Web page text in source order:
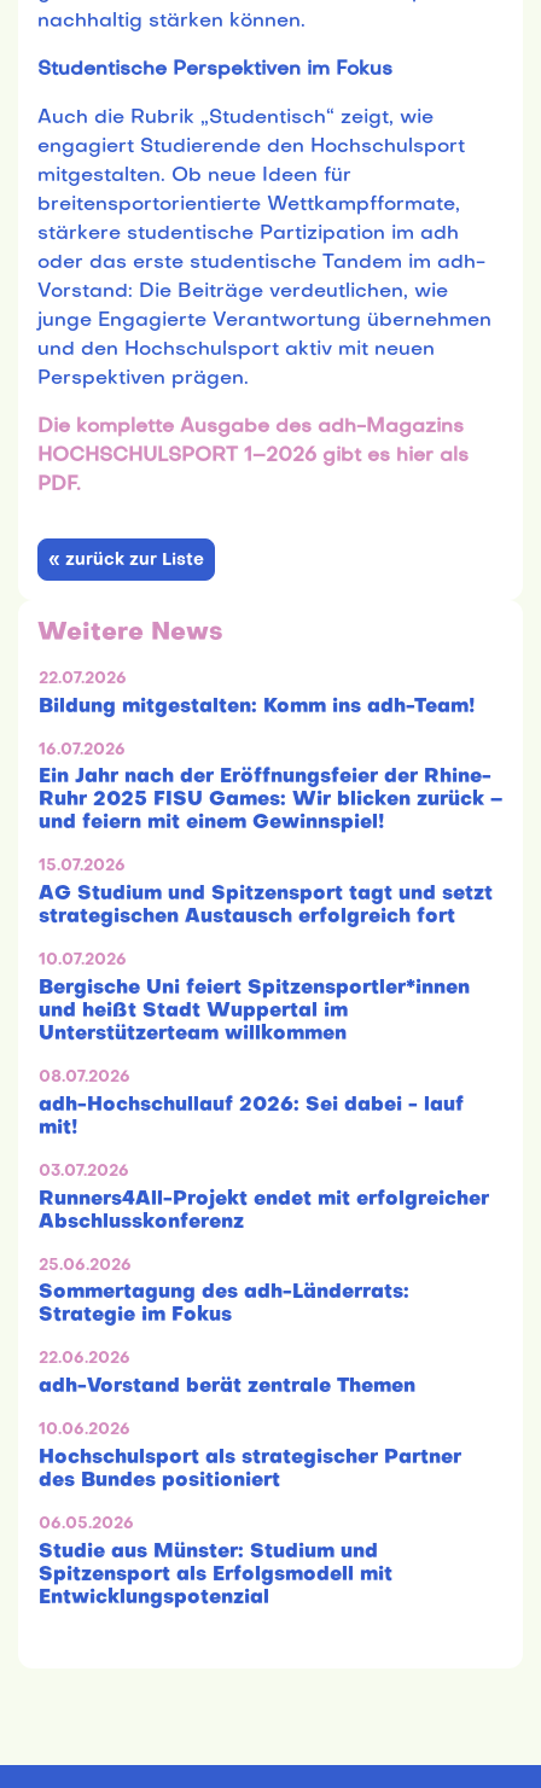
nachhaltig stärken können.
Studentische Perspektiven im Fokus
Auch die Rubrik „Studentisch“ zeigt, wie
engagiert Studierende den Hochschulsport
mitgestalten. Ob neue Ideen für
breitensportorientierte Wettkampfformate,
stärkere studentische Partizipation im adh
oder das erste studentische Tandem im adh-
Vorstand: Die Beiträge verdeutlichen, wie
junge Engagierte Verantwortung übernehmen
und den Hochschulsport aktiv mit neuen
Perspektiven prägen.
Die komplette Ausgabe des adh-Magazins
HOCHSCHULSPORT 1–2026 gibt es hier als
PDF.
« zurück zur Liste
Weitere News
22.07.2026
Bildung mitgestalten: Komm ins adh-Team!
16.07.2026
Ein Jahr nach der Eröffnungsfeier der Rhine-
Ruhr 2025 FISU Games: Wir blicken zurück –
und feiern mit einem Gewinnspiel!
15.07.2026
AG Studium und Spitzensport tagt und setzt
strategischen Austausch erfolgreich fort
10.07.2026
Bergische Uni feiert Spitzensportler*innen
und heißt Stadt Wuppertal im
Unterstützerteam willkommen
08.07.2026
adh-Hochschullauf 2026: Sei dabei - lauf
mit!
03.07.2026
Runners4All-Projekt endet mit erfolgreicher
Abschlusskonferenz
25.06.2026
Sommertagung des adh-Länderrats:
Strategie im Fokus
22.06.2026
adh-Vorstand berät zentrale Themen
10.06.2026
Hochschulsport als strategischer Partner
des Bundes positioniert
06.05.2026
Studie aus Münster: Studium und
Spitzensport als Erfolgsmodell mit
Entwicklungspotenzial